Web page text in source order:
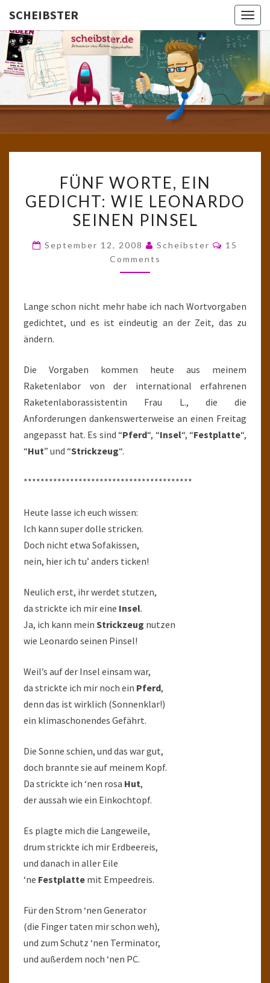
SCHEIBSTER
Gutbürgerliche
Reime Und
Mehr! In
Blogform.
School!
WORTE,
EIN
GEDICHT:
LEONARDO
FÜNF WORTE, EIN
GEDICHT: WIE LEONARDO
SEINEN PINSEL
September 12, 2008 Scheibster
15
Comments
Lange schon nicht mehr habe ich nach Wortvorgaben
gedichtet, und es ist eindeutig an der Zeit, das zu
ändern.
Die Vorgaben kommen heute aus meinem
Raketenlabor von der international erfahrenen
Raketenlaborassistentin Frau L., die die
Anforderungen dankenswerterweise an einen Freitag
angepasst hat. Es sind “Pferd“, “Insel“, “Festplatte“,
“Hut” und “Strickzeug“.
****************************************
Heute lasse ich euch wissen:
Ich kann super dolle stricken.
Doch nicht etwa Sofakissen,
nein, hier ich tu’ anders ticken!
Neulich erst, ihr werdet stutzen,
da strickte ich mir eine Insel.
Ja, ich kann mein Strickzeug nutzen
wie Leonardo seinen Pinsel!
Weil’s auf der Insel einsam war,
da strickte ich mir noch ein Pferd,
denn das ist wirklich (Sonnenklar!)
ein klimaschonendes Gefährt.
Die Sonne schien, und das war gut,
doch brannte sie auf meinem Kopf.
Da strickte ich ‘nen rosa Hut,
der aussah wie ein Einkochtopf.
Es plagte mich die Langeweile,
drum strickte ich mir Erdbeereis,
und danach in aller Eile
‘ne Festplatte mit Empeedreis.
Für den Strom ‘nen Generator
(die Finger taten mir schon weh),
und zum Schutz ‘nen Terminator,
und außerdem noch ‘nen PC.